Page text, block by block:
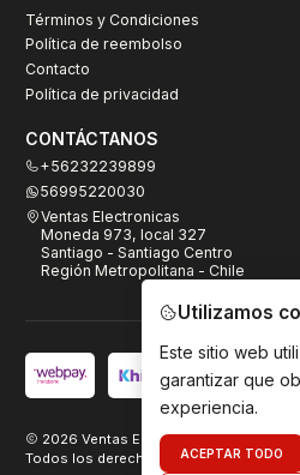
Términos y Condiciones
Política de reembolso
Contacto
Política de privacidad
CONTÁCTANOS
+56232239899
56995220030
Ventas Electronicas
Moneda 973, local 327
Santiago - Santiago Centro
Región Metropolitana - Chile
2026 Ventas Electrónicas.
Todos los derechos reservados.
Utilizamos
Este sitio web
garantizar que
experiencia.
ACEPTAR TODO